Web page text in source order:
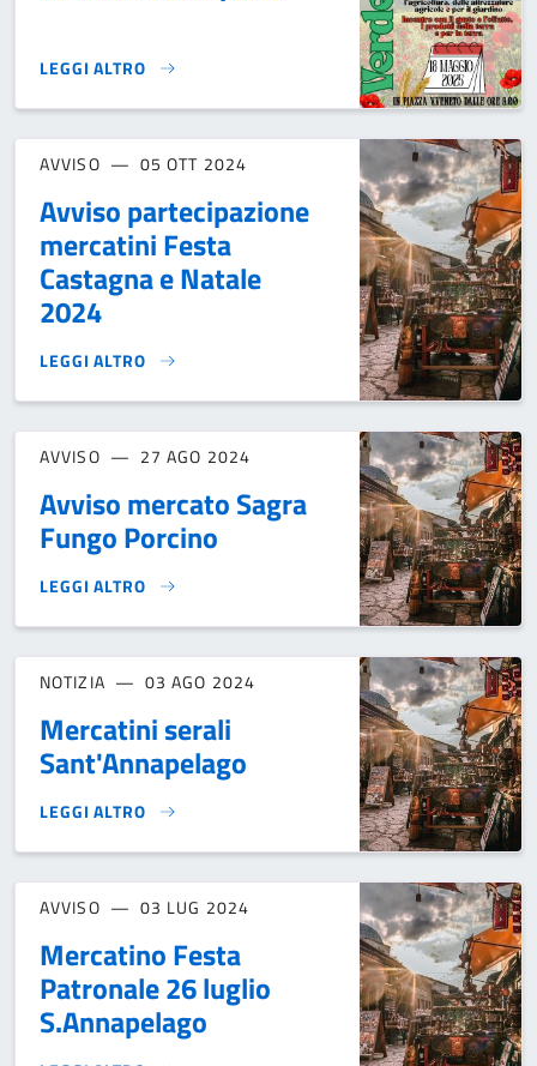
LEGGI ALTRO
10^ EDIZIONE MOSTRA-MERCATO VERDEPIEVE}
AVVISO 05 OTT 2024
Avviso partecipazione
mercatini Festa
Castagna e Natale
2024
LEGGI ALTRO
AVVISO PARTECIPAZIONE MERCATINI FESTA CASTAGNA E
AVVISO 27 AGO 2024
Avviso mercato Sagra
Fungo Porcino
LEGGI ALTRO
AVVISO MERCATO SAGRA FUNGO PORCINO}
NOTIZIA 03 AGO 2024
Mercatini serali
Sant'Annapelago
LEGGI ALTRO
MERCATINI SERALI SANT'ANNAPELAGO}
AVVISO 03 LUG 2024
Mercatino Festa
Patronale 26 luglio
S.Annapelago